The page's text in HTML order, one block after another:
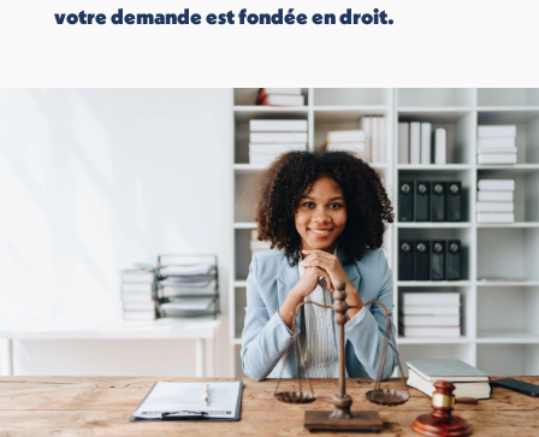
votre demande est fondée en droit.